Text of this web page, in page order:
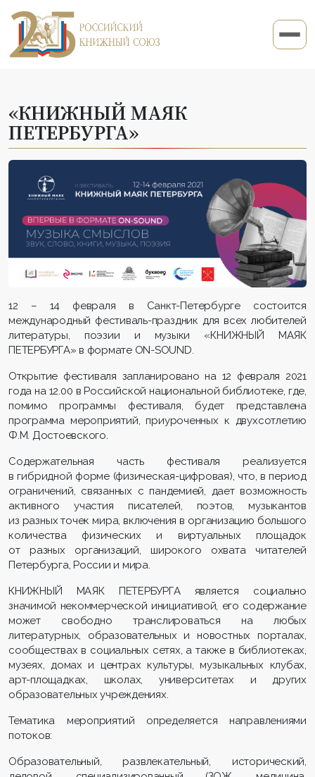
«КНИЖНЫЙ МАЯК
ПЕТЕРБУРГА»
12 – 14 февраля в Санкт-Петербурге состоится
международный фестиваль-праздник для всех любителей
литературы, поэзии и музыки «КНИЖНЫЙ МАЯК
ПЕТЕРБУРГА» в формате ON-SOUND.
Открытие фестиваля запланировано на 12 февраля 2021
года на 12.00 в Российской национальной библиотеке, где,
помимо программы фестиваля, будет представлена
программа мероприятий, приуроченных к двухсотлетию
Ф.М. Достоевского.
Содержательная часть фестиваля реализуется
в гибридной форме (физическая-цифровая), что, в период
ограничений, связанных с пандемией, дает возможность
активного участия писателей, поэтов, музыкантов
из разных точек мира, включения в организацию большого
количества физических и виртуальных площадок
от разных организаций, широкого охвата читателей
Петербурга, России и мира.
КНИЖНЫЙ МАЯК ПЕТЕРБУРГА является социально
значимой некоммерческой инициативой, его содержание
может свободно транслироваться на любых
литературных, образовательных и новостных порталах,
сообществах в социальных сетях, а также в библиотеках,
музеях, домах и центрах культуры, музыкальных клубах,
арт-площадках, школах, университетах и других
образовательных учреждениях.
Тематика мероприятий определяется направлениями
потоков:
Образовательный, развлекательный, исторический,